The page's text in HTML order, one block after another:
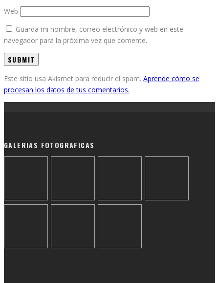
Web
Guarda mi nombre, correo electrónico y web en este
navegador para la próxima vez que comente.
Este sitio usa Akismet para reducir el spam. Aprende cómo se
procesan los datos de tus comentarios.
GALERIAS FOTOGRAFICAS